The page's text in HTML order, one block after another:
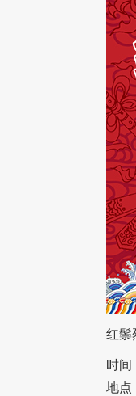
红鬃
时
地点